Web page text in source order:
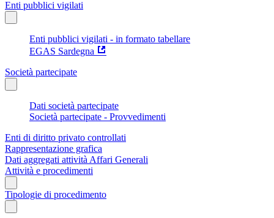
Enti pubblici vigilati
Enti pubblici vigilati - in formato tabellare
EGAS Sardegna
Società partecipate
Dati società partecipate
Società partecipate - Provvedimenti
Enti di diritto privato controllati
Rappresentazione grafica
Dati aggregati attività Affari Generali
Attività e procedimenti
Tipologie di procedimento